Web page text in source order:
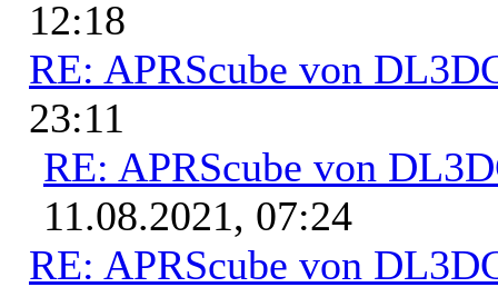
12:18
RE: APRScube von
23:11
RE: APRScube von
11.08.2021, 07:24
RE: APRScube von